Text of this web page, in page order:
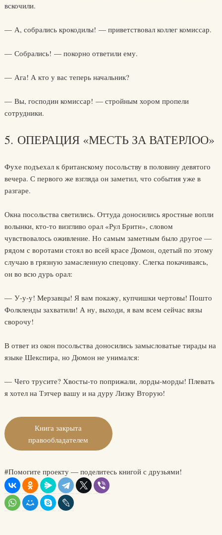
вскочили.
— А, собрались крокодилы! — приветствовал коллег комиссар.
— Собрались! — покорно ответили ему.
— Ага! А кто у вас теперь начальник?
— Вы, господин комиссар! — стройным хором пропели
сотрудники.
5. ОПЕРАЦИЯ «МЕСТЬ ЗА ВАТЕРЛОО»
Фухе подъехал к британскому посольству в половину девятого
вечера. С первого же взгляда он заметил, что события уже в
разгаре.
Окна посольства светились. Оттуда доносились яростные вопли
волынки, кто-то визгливо орал «Рул Бритн», словом
чувствовалось оживление. Но самым заметным было другое —
рядом с воротами стоял во всей красе Дюмон, одетый по этому
случаю в грязную замасленную спецовку. Слегка покачиваясь,
он во всю дурь орал:
— У-у-у! Мерзавцы! Я вам покажу, купчишки чертовы! Пошто
Фолкленды захватили! А ну, выходи, я вам всем сейчас вязы
сворочу!
В ответ из окон посольства доносились замысловатые тирады на
языке Шекспира, но Дюмон не унимался:
— Чего трусите? Хвосты-то поприжали, лорды-морды! Плевать
я хотел на Тэтчер вашу и на дуру Лизку Вторую!
Книга закрыта
правообладателем
#Помогите проекту — поделитесь книгой с друзьями!